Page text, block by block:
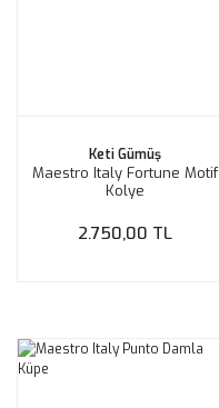
Keti Gümüş
Maestro Italy Fortune Motif
Kolye
2.750,00 TL